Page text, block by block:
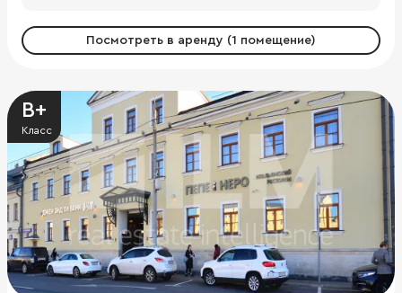
Посмотреть в аренду (1 помещение)
B+
Класс